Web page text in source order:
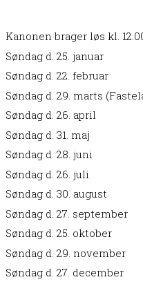
Kanonen brager løs kl.
Søndag d. 25. januar
Søndag d. 22. februar
Søndag d. 29. marts
Søndag d. 26. april
Søndag d. 31. maj
Søndag d. 28. juni
Søndag d. 26. juli
Søndag d. 30. august
Søndag d. 27. september
Søndag d. 25. oktober
Søndag d. 29. november
Søndag d. 27. december